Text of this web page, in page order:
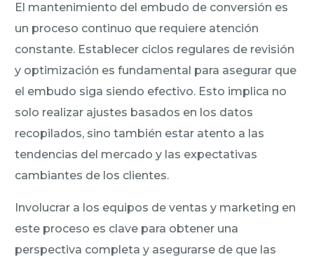
El mantenimiento del embudo de conversión es
un proceso continuo que requiere atención
constante. Establecer ciclos regulares de revisión
y optimización es fundamental para asegurar que
el embudo siga siendo efectivo. Esto implica no
solo realizar ajustes basados en los datos
recopilados, sino también estar atento a las
tendencias del mercado y las expectativas
cambiantes de los clientes.
Involucrar a los equipos de ventas y marketing en
este proceso es clave para obtener una
perspectiva completa y asegurarse de que las